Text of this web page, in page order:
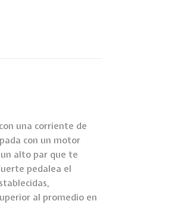
una corriente de
con un motor
alto par que te
pedalea el
al promedio en